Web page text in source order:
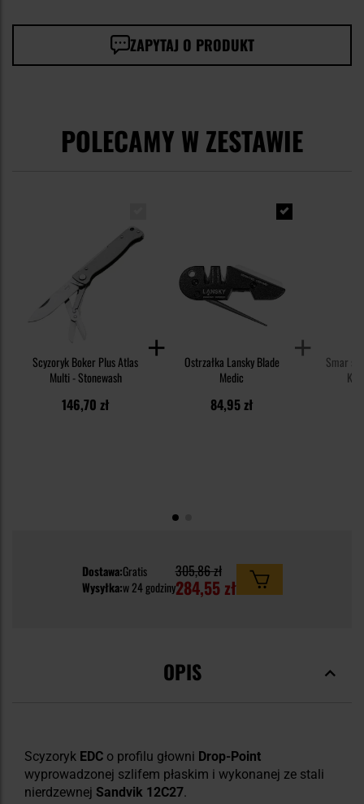
ZAPYTAJ O PRODUKT
POLECAMY W ZESTAWIE
Scyzoryk Boker Plus Atlas
Multi - Stonewash
146,70 zł
Ostrzałka Lansky Blade
Medic
84,95 zł
Smar
Dostawa:Gratis
Wysyłka:w 24 godziny
305,86 zł
284,55 zł
OPIS
Scyzoryk EDC o profilu głowni Drop-Point
wyprowadzonej szlifem płaskim i wykonanej ze stali
nierdzewnej Sandvik 12C27.